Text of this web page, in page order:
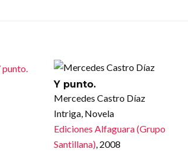
Y punto.
Mercedes Castro Díaz
Intriga, Novela
Ediciones Alfaguara (Grupo
Santillana), 2008